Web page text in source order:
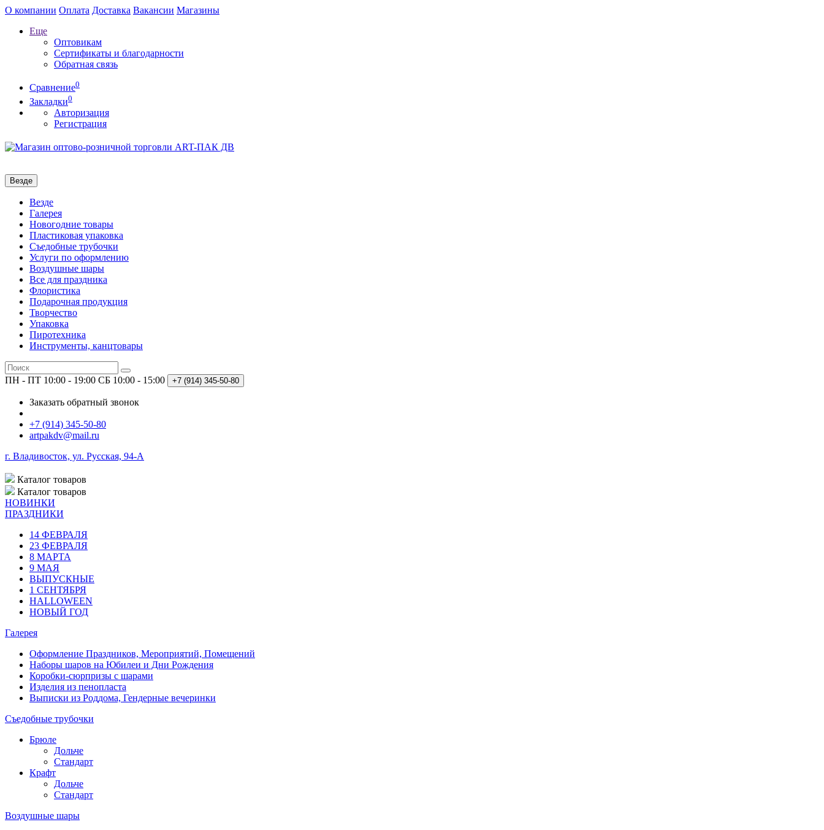
О компании Оплата Доставка Вакансии Магазины
Еще
Оптовикам
Сертификаты и благодарности
Обратная связь
Сравнение0
Закладки0
Авторизация
Регистрация
Везде
Везде
Галерея
Новогодние товары
Пластиковая упаковка
Съедобные трубочки
Услуги по оформлению
Воздушные шары
Все для праздника
Флористика
Подарочная продукция
Творчество
Упаковка
Пиротехника
Инструменты, канцтовары
ПН - ПТ 10:00 - 19:00 СБ 10:00 - 15:00 +7 (914) 345-50-80
Заказать обратный звонок
+7 (914) 345-50-80
artpakdv@mail.ru
г. Владивосток, ул. Русская, 94-А
Каталог товаров
Каталог товаров
НОВИНКИ
ПРАЗДНИКИ
14 ФЕВРАЛЯ
23 ФЕВРАЛЯ
8 МАРТА
9 МАЯ
ВЫПУСКНЫЕ
1 СЕНТЯБРЯ
HALLOWEEN
НОВЫЙ ГОД
Галерея
Оформление Праздников, Мероприятий, Помещений
Наборы шаров на Юбилеи и Дни Рождения
Коробки-сюрпризы с шарами
Изделия из пенопласта
Выписки из Роддома, Гендерные вечеринки
Съедобные трубочки
Брюле
Дольче
Стандарт
Крафт
Дольче
Стандарт
Воздушные шары